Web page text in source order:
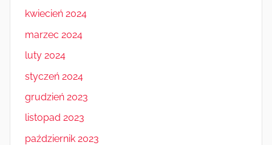
kwiecień 2024
marzec 2024
luty 2024
styczeń 2024
grudzień 2023
listopad 2023
październik 2023